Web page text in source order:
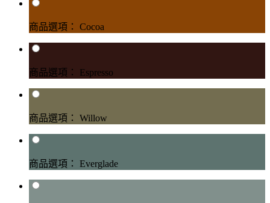
商品選項： Cocoa
商品選項： Espresso
商品選項： Willow
商品選項： Everglade